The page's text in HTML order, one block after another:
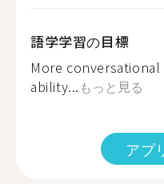
語学学習の目標
More
ability... もっと見る
アプ